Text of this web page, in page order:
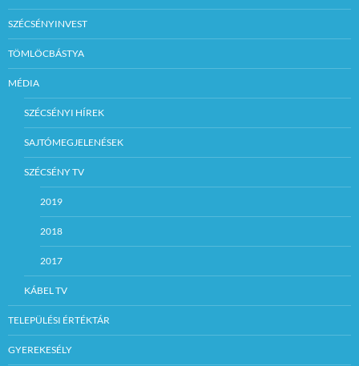
SZÉCSÉNYINVEST
TÖMLÖCBÁSTYA
MÉDIA
SZÉCSÉNYI HÍREK
SAJTÓMEGJELENÉSEK
SZÉCSÉNY TV
2019
2018
2017
KÁBEL TV
TELEPÜLÉSI ÉRTÉKTÁR
GYEREKESÉLY